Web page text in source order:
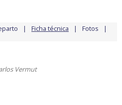
Ficha técnica Fotos
Vermut